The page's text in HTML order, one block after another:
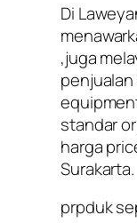
Di
,juga
standar
harga
Surakarta.
prpduk